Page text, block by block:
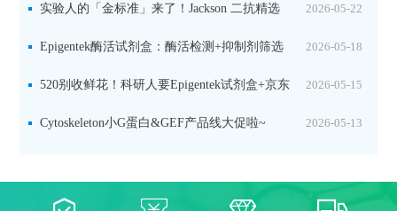
2026-05-22
实验人的「金标准」来了！Jackson 二抗精选
限时一口价，手慢无！ 2026-05-18
Epigentek酶活试剂盒：酶活检测+抑制剂筛选
双赋能，下单即赠京东卡 2026-05-15
520别收鲜花！科研人要Epigentek试剂盒+京东
卡！ 2026-05-13
Cytoskeleton小G蛋白&GEF产品线大促啦~